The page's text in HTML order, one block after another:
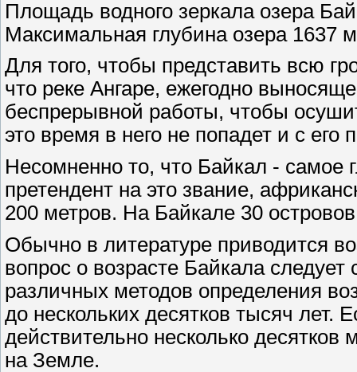
Площадь водного зеркала озера
Максимальная глубина озера 1637
Для того, чтобы представить всю
что реке Ангаре, ежегодно
беспрерывной работы, чтобы
это время в него не попадет и с
Несомненно то, что Байкал - самое
претендент на это звание,
200 метров. На Байкале 30
Обычно в литературе приводится
вопрос о возрасте Байкала
различных методов определения
до нескольких десятков тысяч лет.
действительно несколько
на Земле.